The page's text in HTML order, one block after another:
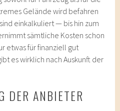
Gelände wird befahren
einkalkuliert — bis hin zum
sämtliche Kosten schon
etwas für finanziell gut
es wirklich nach Auskunft der
DER ANBIETER